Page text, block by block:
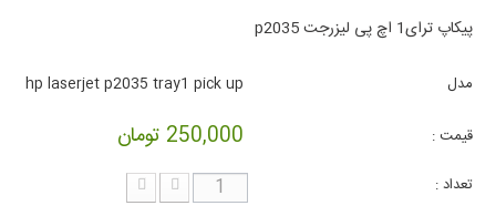
پیکاپ ترای1 اچ پی لیزرجت p2035
مدل hp laserjet p2035 tray1 pick up
قیمت : 250,000 تومان
تعداد :